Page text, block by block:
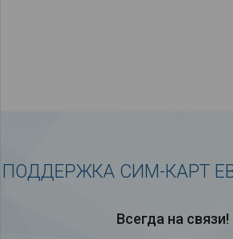
ПОДДЕРЖКА СИМ-КАРТ
Всегда на связи!